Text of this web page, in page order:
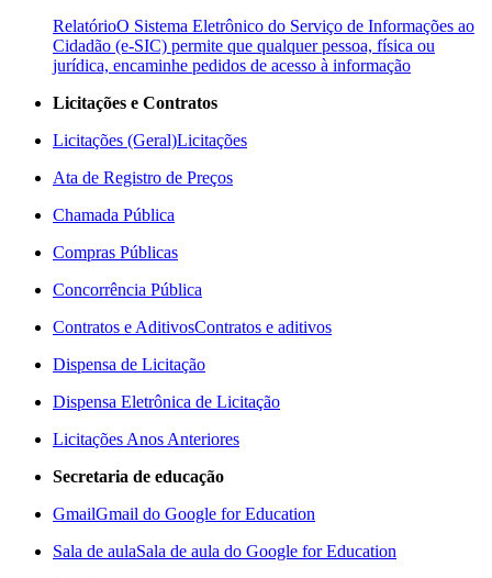
RelatórioO Sistema Eletrônico do Serviço de Informações ao
Cidadão (e-SIC) permite que qualquer pessoa, física ou
jurídica, encaminhe pedidos de acesso à informação
Licitações e Contratos
Licitações (Geral)Licitações
Ata de Registro de Preços
Chamada Pública
Compras Públicas
Concorrência Pública
Contratos e AditivosContratos e aditivos
Dispensa de Licitação
Dispensa Eletrônica de Licitação
Licitações Anos Anteriores
Secretaria de educação
GmailGmail do Google for Education
Sala de aulaSala de aula do Google for Education